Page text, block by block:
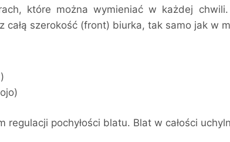
które można wymieniać w każdej
szerokość (front) biurka, tak samo jak w
pochyłości blatu. Blat w całości